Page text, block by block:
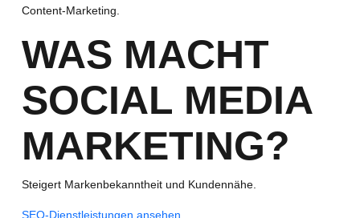
Content-Marketing.
WAS MACHT
SOCIAL MEDIA
MARKETING?
Steigert Markenbekanntheit und Kundennähe.
SEO-Dienstleistungen ansehen